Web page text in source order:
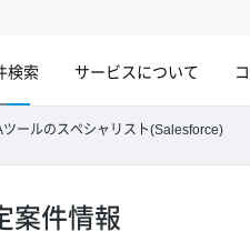
検索 サービスについて
ツールのスペシャリスト(Salesforce)
案件情報